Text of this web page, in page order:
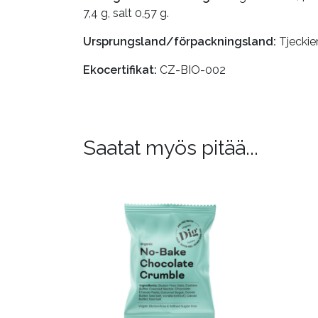
7,4 g, salt 0,57 g.
Ursprungsland/förpackningsland:
Ekocertifikat: CZ-BIO-002
Saatat myös pitää...